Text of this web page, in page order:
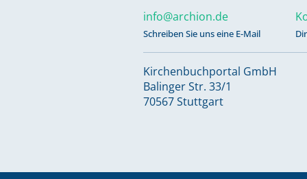
info@archion.de
Schreiben Sie uns eine E-Mail
Kirchenbuchportal GmbH
Balinger Str. 33/1
70567 Stuttgart